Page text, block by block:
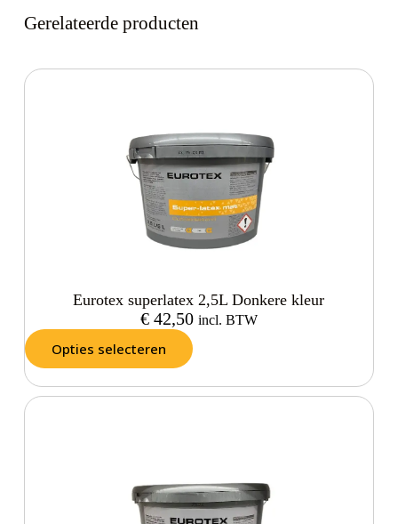
Gerelateerde producten
Eurotex superlatex 2,5L Donkere kleur
€42,50 incl. BTW
Opties selecteren